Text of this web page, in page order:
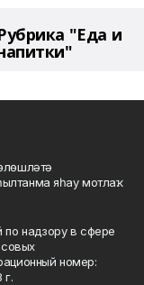
"Еда и
яһау мотлаҡ.
надзору в сфере
номер:
г.